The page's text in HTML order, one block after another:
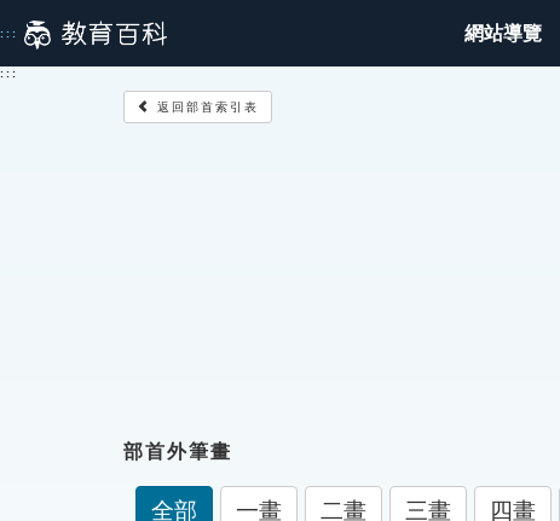
到
主
::: 網站導覽
:::
返回部首索引表
部首外筆畫
全部 一畫 二畫 三畫 四畫